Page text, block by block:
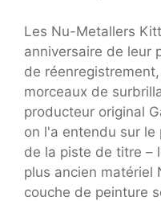
Les Nu-Metallers
anniversaire de leur
de
morceaux de
producteur original
on l'a entendu sur le
de la piste de titre –
plus ancien matériel
couche de peinture